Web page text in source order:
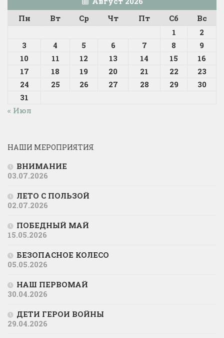
Пн
Вт Ср Чт Пт Сб
Вс
1
2
3
4 5 6 7 8
9
10
11 12 13 14 15
16
17
18 19 20 21 22
23
24
25 26 27 28 29
30
31
« Июл
НАШИ МЕРОПРИЯТИЯ
ВНИМАНИЕ
03.07.2026
ЛЕТО С ПОЛЬЗОЙ
02.07.2026
ПОБЕДНЫЙ МАЙ
15.05.2026
БЕЗОПАСНОЕ КОЛЕСО
05.05.2026
НАШ ПЕРВОМАЙ
30.04.2026
ДЕТИ ГЕРОИ ВОЙНЫ
29.04.2026